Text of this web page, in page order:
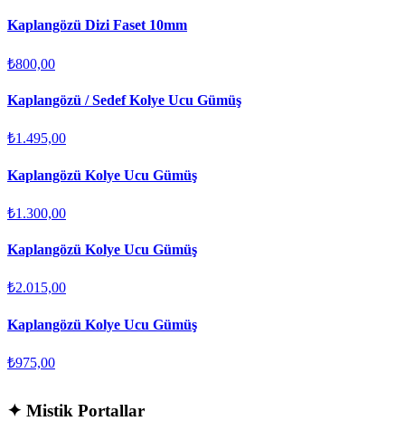
Kaplangözü Dizi Faset 10mm
₺800,00
Kaplangözü / Sedef Kolye Ucu Gümüş
₺1.495,00
Kaplangözü Kolye Ucu Gümüş
₺1.300,00
Kaplangözü Kolye Ucu Gümüş
₺2.015,00
Kaplangözü Kolye Ucu Gümüş
₺975,00
✦ Mistik Portallar